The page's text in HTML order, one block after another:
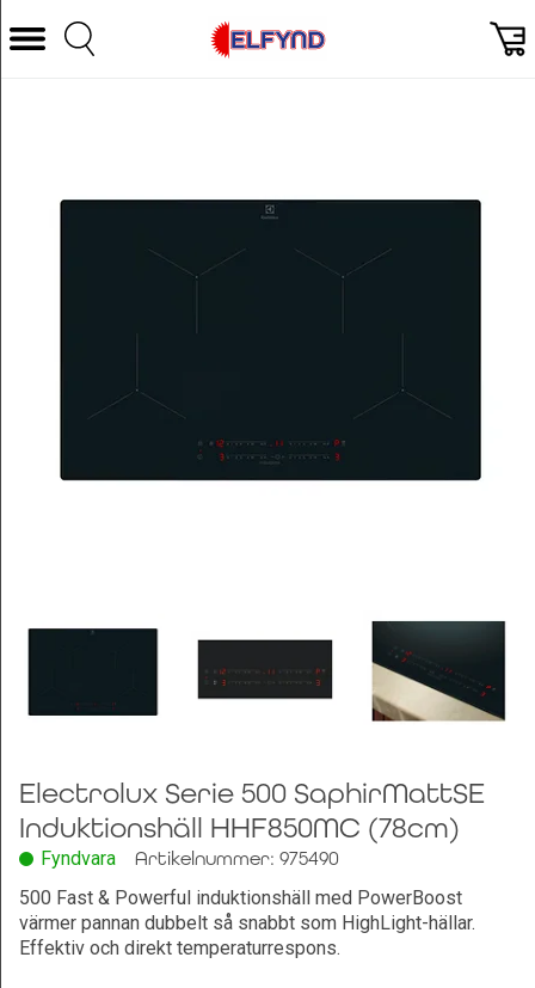
Välj Kategori
Mobil, Tele & GPS
Personvård
Electrolux Serie 500 SaphirMattSE
Induktionshäll HHF850MC (78cm)
Fyndvara
Artikelnummer: 975490
500 Fast & Powerful induktionshäll med PowerBoost
värmer pannan dubbelt så snabbt som HighLight-hällar.
Effektiv och direkt temperaturrespons.